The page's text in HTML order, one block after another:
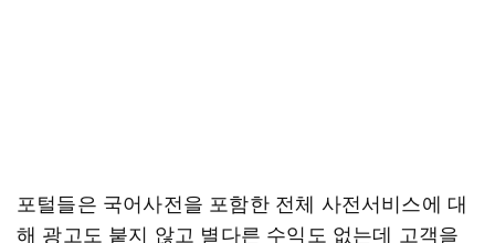
포털들은 국어사전을 포함한 전체 사전서비스에 대
해 광고도 붙지 않고 별다른 수익도 없는데 고객을